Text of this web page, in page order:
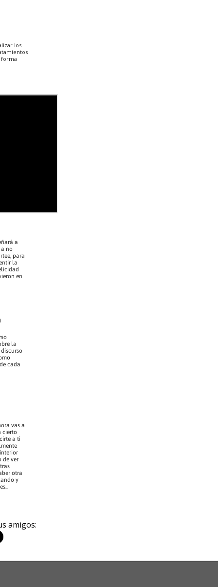
los
a
a no
para
la
en
la
cada
vas a
cierto
a ti
de ver
otra
y
amigos: